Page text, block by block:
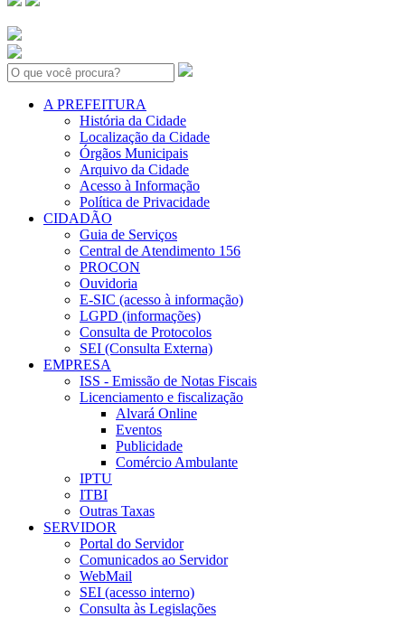
Search:
A PREFEITURA
História da Cidade
Localização da Cidade
Órgãos Municipais
Arquivo da Cidade
Acesso à Informação
Política de Privacidade
CIDADÃO
Guia de Serviços
Central de Atendimento 156
PROCON
Ouvidoria
E-SIC (acesso à informação)
LGPD (informações)
Consulta de Protocolos
SEI (Consulta Externa)
EMPRESA
ISS - Emissão de Notas Fiscais
Licenciamento e fiscalização
Alvará Online
Eventos
Publicidade
Comércio Ambulante
IPTU
ITBI
Outras Taxas
SERVIDOR
Portal do Servidor
Comunicados ao Servidor
WebMail
SEI (acesso interno)
Consulta às Legislações